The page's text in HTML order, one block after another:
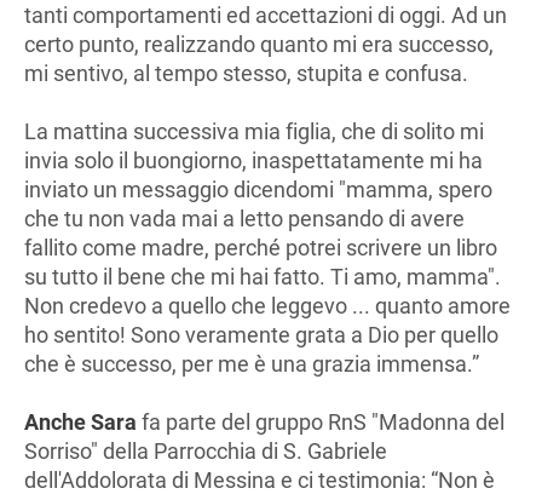
tanti comportamenti ed accettazioni di oggi. Ad un
certo punto, realizzando quanto mi era successo,
mi sentivo, al tempo stesso, stupita e confusa.
La mattina successiva mia figlia, che di solito mi
invia solo il buongiorno, inaspettatamente mi ha
inviato un messaggio dicendomi "mamma, spero
che tu non vada mai a letto pensando di avere
fallito come madre, perché potrei scrivere un libro
su tutto il bene che mi hai fatto. Ti amo, mamma".
Non credevo a quello che leggevo ... quanto amore
ho sentito! Sono veramente grata a Dio per quello
che è successo, per me è una grazia immensa.”
AncheSara fa parte del gruppo RnS "Madonna del
Sorriso" della Parrocchia di S. Gabriele
dell'Addolorata di Messina e ci testimonia: “Non è